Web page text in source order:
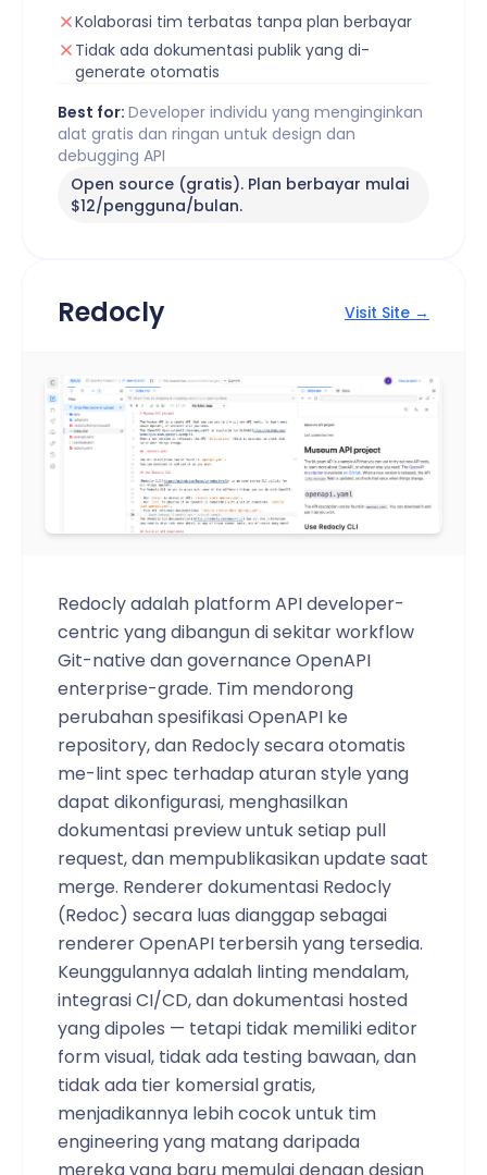
Kolaborasi tim terbatas tanpa plan berbayar
Tidak ada dokumentasi publik yang di-
generate otomatis
Best for: Developer individu yang menginginkan
alat gratis dan ringan untuk design dan
debugging API
Open source (gratis). Plan berbayar mulai
$12/pengguna/bulan.
Redocly Visit Site →
Redocly adalah platform API developer-
centric yang dibangun di sekitar workflow
Git-native dan governance OpenAPI
enterprise-grade. Tim mendorong
perubahan spesifikasi OpenAPI ke
repository, dan Redocly secara otomatis
me-lint spec terhadap aturan style yang
dapat dikonfigurasi, menghasilkan
dokumentasi preview untuk setiap pull
request, dan mempublikasikan update saat
merge. Renderer dokumentasi Redocly
(Redoc) secara luas dianggap sebagai
renderer OpenAPI terbersih yang tersedia.
Keunggulannya adalah linting mendalam,
integrasi CI/CD, dan dokumentasi hosted
yang dipoles — tetapi tidak memiliki editor
form visual, tidak ada testing bawaan, dan
tidak ada tier komersial gratis,
menjadikannya lebih cocok untuk tim
engineering yang matang daripada